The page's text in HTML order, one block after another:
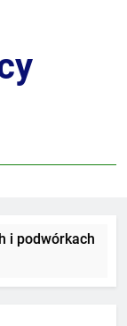
podwórkach